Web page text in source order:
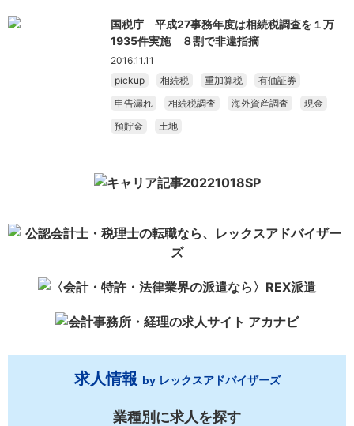
国税庁 平成27事務年度は相続税調査を１万
1935件実施 ８割で非違指摘
2016.11.11
pickup
相続税 重加算税
有価証券
申告漏れ
相続税調査 海外資産調査
現金
預貯金
土地
求人情報 by レックスアドバイザーズ
業種別に求人を探す